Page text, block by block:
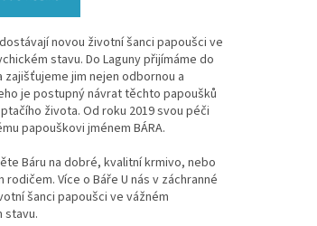
novou životní šanci papoušci ve
stavu. Do Laguny přijímáme do
jim nejen odbornou a
je postupný návrat těchto papoušků
života. Od roku 2019 svou péči
papouškovi jménem BÁRA.
Báru na dobré, kvalitní krmivo, nebo
Více o Báře U nás v záchranné
šanci papoušci ve vážném
stavu.